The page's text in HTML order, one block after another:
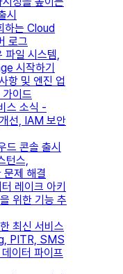
시
하는 Cloud
로그
파일 시스템,
시작하기
항 및 엔진 업
이드
스 소식 -
선, IAM 보안
드 콘솔 출시
턴스,
제 해결
레이크 아키
위한 기능 추
최신 서비스
PITR, SMS
이터 파이프